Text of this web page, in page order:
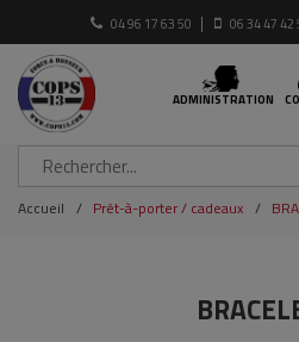
04 96 17 63 50 06 34 47 42
ADMINISTRATION
Accueil Prêt-à-porter / cadeaux